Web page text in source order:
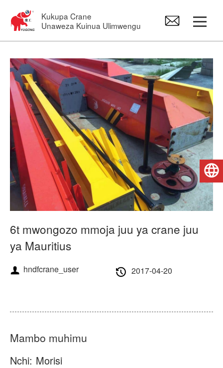
Kukupa Crane
Unaweza Kuinua Ulimwengu
Crane ya Gantry
Crane ya juu
Jib Crane
Hoist ya Umeme
Vipuri vya Crane
Kuhusu sisi
Habari
Kesi
6t mwongozo mmoja juu ya crane juu
ya Mauritius
hndfcrane_user 2017-04-20
Mambo muhimu
Nchi: Morisi
Kiswahili